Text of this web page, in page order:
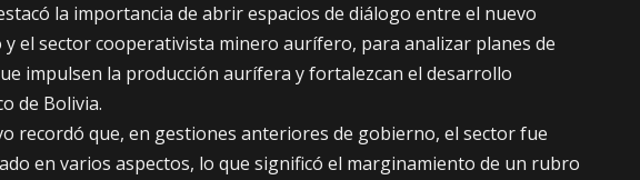
la importancia de abrir espacios de diálogo entre el nuevo
el sector cooperativista minero aurífero, para analizar planes de
impulsen la producción aurífera y fortalezcan el desarrollo
de Bolivia.
recordó que, en gestiones anteriores de gobierno, el sector fue
en varios aspectos, lo que significó el marginamiento de un rubro